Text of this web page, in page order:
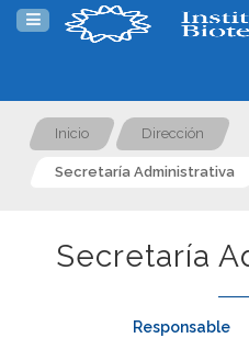
Inicio Dirección
Secretaría Administrativa
Secretaría
Responsable